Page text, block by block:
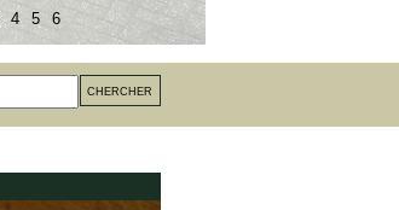
4 5 6